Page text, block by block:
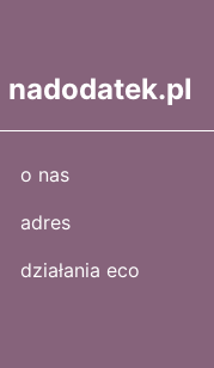
nadodatek.pl
o nas
adres
działania eco